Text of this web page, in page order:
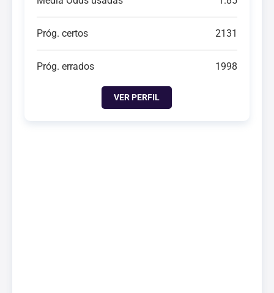
Próg. certos 2131
Próg. errados 1998
VER PERFIL